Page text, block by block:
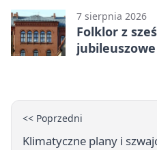
7 sierpnia 2026
Folklor z
<< Poprzedni
Klimatyczne plany i